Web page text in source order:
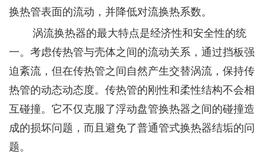
换热管表面的流动，并降低对流换热系数。
涡流换热器的最大特点是经济性和安全性的统
一。考虑传热管与壳体之间的流动关系，通过挡板强
迫紊流，但在传热管之间自然产生交替涡流，保持传
热管的动态动态度。传热管的刚性和柔性结构不会相
互碰撞。它不仅克服了浮动盘管换热器之间的碰撞造
成的损坏问题，而且避免了普通管式换热器结垢的问
题。